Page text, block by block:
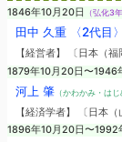
1846年10月20日 （弘化3
田中 久重 〈2代目〉
【経営者】 〔日本（福
1879年10月20日〜1946
河上 肇（かわかみ・はじ
【経済学者】 〔日本（
1896年10月20日〜1992